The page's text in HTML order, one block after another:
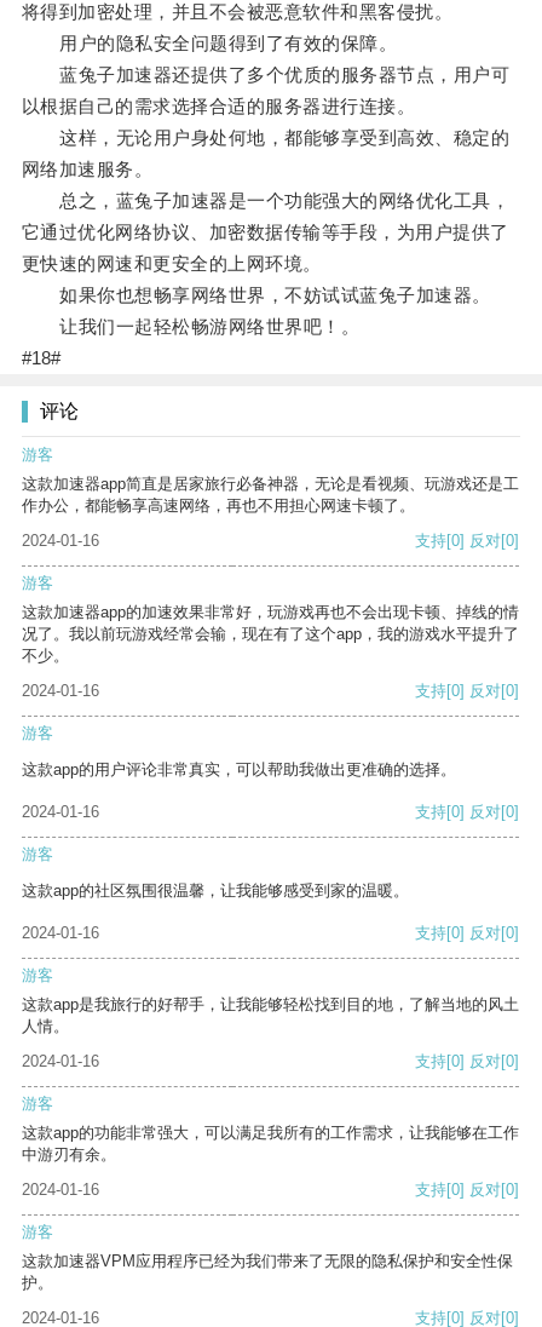
将得到加密处理，并且不会被恶意软件和黑客侵扰。
用户的隐私安全问题得到了有效的保障。
蓝兔子加速器还提供了多个优质的服务器节点，用户可
以根据自己的需求选择合适的服务器进行连接。
这样，无论用户身处何地，都能够享受到高效、稳定的
网络加速服务。
总之，蓝兔子加速器是一个功能强大的网络优化工具，
它通过优化网络协议、加密数据传输等手段，为用户提供了
更快速的网速和更安全的上网环境。
如果你也想畅享网络世界，不妨试试蓝兔子加速器。
让我们一起轻松畅游网络世界吧！。
#18#
评论
游客
这款加速器app简直是居家旅行必备神器，无论是看视频、玩游戏还是工
作办公，都能畅享高速网络，再也不用担心网速卡顿了。
2024-01-16
支持[0] 反对[0]
游客
这款加速器app的加速效果非常好，玩游戏再也不会出现卡顿、掉线的情
况了。我以前玩游戏经常会输，现在有了这个app，我的游戏水平提升了
不少。
2024-01-16
支持[0] 反对[0]
游客
这款app的用户评论非常真实，可以帮助我做出更准确的选择。
2024-01-16 支持[0] 反对[0]
游客
这款app的社区氛围很温馨，让我能够感受到家的温暖。
2024-01-16 支持[0] 反对[0]
游客
这款app是我旅行的好帮手，让我能够轻松找到目的地，了解当地的风土
人情。
2024-01-16
支持[0] 反对[0]
游客
这款app的功能非常强大，可以满足我所有的工作需求，让我能够在工作
中游刃有余。
2024-01-16
支持[0] 反对[0]
游客
这款加速器VPM应用程序已经为我们带来了无限的隐私保护和安全性保
护。
2024-01-16
支持[0] 反对[0]